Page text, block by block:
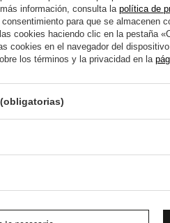
de invierno, manteniendo
TIENE
inmediatamente,
más interesantes para los demás.
información, consulta la política de
para que se almacenen
cookies haciendo clic en la pestaña
cookies en el navegador del
los términos y la privacidad en la